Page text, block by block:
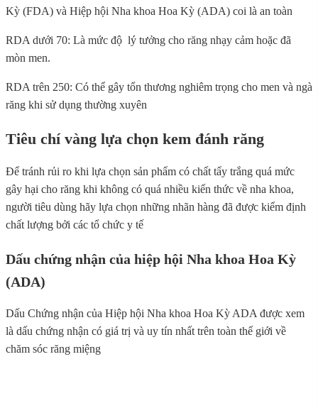
Kỳ (FDA) và Hiệp hội Nha khoa Hoa Kỳ (ADA) coi là an toàn
RDA dưới 70: Là mức độ lý tưởng cho răng nhạy cảm hoặc đã
mòn men.
RDA trên 250: Có thể gây tổn thương nghiêm trọng cho men và ngà
răng khi sử dụng thường xuyên
Tiêu chí vàng lựa chọn kem đánh răng
Để tránh rủi ro khi lựa chọn sản phẩm có chất tẩy trắng quá mức
gây hại cho răng khi không có quá nhiều kiến thức về nha khoa,
người tiêu dùng hãy lựa chọn những nhãn hàng đã được kiểm định
chất lượng bởi các tổ chức y tế
Dấu chứng nhận của hiệp hội Nha khoa Hoa Kỳ
(ADA)
Dấu Chứng nhận của Hiệp hội Nha khoa Hoa Kỳ ADA được xem
là dấu chứng nhận có giá trị và uy tín nhất trên toàn thế giới về
chăm sóc răng miệng